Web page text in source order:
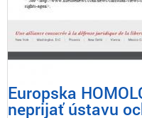
Europska
neprijať ústavu